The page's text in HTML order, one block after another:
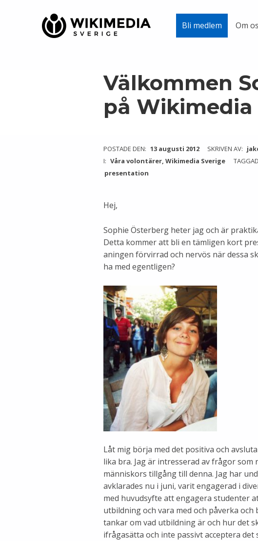
Bli medlem Om
Välkommen
på Wikimedia
POSTADE DEN: 13 augusti 2012 SKRIVEN AV:
I: Våra volontärer, Wikimedia Sverige
presentation
Hej,
Sophie Österberg heter jag och är
Detta kommer att bli en tämligen kort
aningen förvirrad och nervös när dessa
ha med egentligen?
Låt mig börja med det positiva och
lika bra. Jag är intresserad av frågor
människors tillgång till denna. Jag har
avklarades nu i juni, varit engagerad i
med huvudsyfte att engagera studenter
utbildning och vara med och påverka och
tankar om vad utbildning är och hur det
ifrågasätta och inte passivt acceptera det